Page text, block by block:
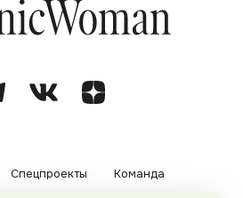
Спецпроекты Команда